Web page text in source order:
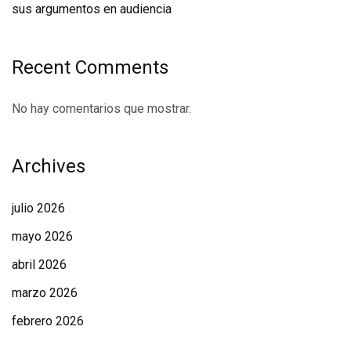
sus argumentos en audiencia
Recent Comments
No hay comentarios que mostrar.
Archives
julio 2026
mayo 2026
abril 2026
marzo 2026
febrero 2026